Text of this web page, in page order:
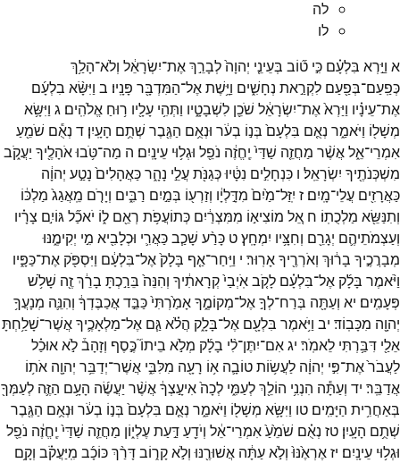
לה
לו
א וַיַּ֣רְא בִּלְעָ֗ם כִּ֣י ט֞וֹב בְּעֵינֵ֤י יְהוָה֙לְבָרֵ֣ךְאֶת־יִשְׂרָאֵ֔ל וְלֹא־הָלַ֥ךְ
כְּפַֽעַם־בְּפַ֖עַם לִקְרַ֣את נְחָשִׁ֑ים וַיָּ֥שֶׁתאֶל־הַמִּדְבָּ֖ר פָּנָֽיו׃ ב וַיִּשָּׂ֨א בִלְעָ֜ם
אֶת־עֵינָ֗יו וַיַּרְא֙אֶת־יִשְׂרָאֵ֔ל שֹׁכֵ֖ן לִשְׁבָטָ֑יו וַתְּהִ֥י עָלָ֖יו ר֥וּחַ אֱלֹהִֽים׃ ג וַיִּשָּׂ֥א
מְשָׁל֖וֹ וַיֹּאמַ֑ר נְאֻ֤ם בִּלְעָם֙ בְּנ֣וֹ בְעֹ֔ר וּנְאֻ֥ם הַגֶּ֖בֶר שְׁתֻ֥ם הָעָֽיִן׃ ד נְאֻ֕ם שֹׁמֵ֖עַ
אִמְרֵי־אֵ֑לאֲשֶׁ֨ר מַחֲזֵ֤ה שַׁדַּי֙ יֶֽחֱזֶ֔ה נֹפֵ֖ל וּגְל֥וּי עֵינָֽיִם׃ ה מַה־טֹּ֥בוּאֹהָלֶ֖יךָ יַעֲקֹ֑ב
מִשְׁכְּנֹתֶ֖יךָ יִשְׂרָאֵֽל׃ ו כִּנְחָלִ֣ים נִטָּ֔יוּכְּגַנֹּ֖תעֲלֵ֣י נָהָ֑רכַּאֲהָלִים֙ נָטַ֣ע יְהוָ֔ה
כַּאֲרָזִ֖ים עֲלֵי־מָֽיִם׃ ז יִֽזַּל־מַ֙יִם֙ מִדָּ֣לְיָ֔ו וְזַרְע֖וֹ בְּמַ֣יִם רַבִּ֑ים וְיָרֹ֤ם מֵֽאֲגַג֙ מַלְכּ֔וֹ
וְתִנַּשֵּׂ֖א מַלְכֻתֽוֹ׃ ח אֵ֚ל מוֹצִיא֣וֹ מִמִּצְרַ֔יִם כְּתוֹעֲפֹ֥ת רְאֵ֖ם ל֑וֹ יֹאכַ֞לגּוֹיִ֣ם צָרָ֗יו
וְעַצְמֹתֵיהֶ֛ם יְגָרֵ֖ם וְחִצָּ֥יו יִמְחָֽץ׃ט כָּרַ֨ע שָׁכַ֧בכַּאֲרִ֛י וּכְלָבִ֖יא מִ֣י יְקִימֶ֑נּוּ
מְבָרֲכֶ֣יךָ בָר֔וּךְ וְאֹרְרֶ֖יךָאָרֽוּר׃ י וַיִּֽחַר־אַ֤ף בָּלָק֙אֶל־בִּלְעָ֔ם וַיִּסְפֹּ֖ק אֶת־כַּפָּ֑יו
וַיֹּ֨אמֶר בָּלָ֜ק אֶל־בִּלְעָ֗ם לָקֹ֤באֹֽיְבַי֙קְרָאתִ֔יךָ וְהִנֵּה֙ בֵּרַ֣כְתָּ בָרֵ֔ךְזֶ֖ה שָׁלֹ֥שׁ
פְּעָמִֽים׃ יא וְעַתָּ֖ה בְּרַח־לְךָ֣אֶל־מְקוֹמֶ֑ךָאָמַ֙רְתִּי֙כַּבֵּ֣דאֲכַבֶּדְךָ֔ וְהִנֵּ֛ה מְנָעֲךָ֥
יְהוָ֖ה מִכָּבֽוֹד׃ יב וַיֹּ֥אמֶר בִּלְעָ֖ם אֶל־בָּלָ֑ק הֲלֹ֗אגַּ֧ם אֶל־מַלְאָכֶ֛יךָאֲשֶׁר־שָׁלַ֥חְתָּ
אֵלַ֖י דִּבַּ֥רְתִּי לֵאמֹֽר׃ יגאִם־יִתֶּן־לִ֨י בָלָ֜ק מְלֹ֣א בֵיתוֹ֮כֶּ֣סֶף וְזָהָב֒לֹ֣אאוּכַ֗ל
לַעֲבֹר֙אֶת־פִּ֣י יְהוָ֔ה לַעֲשׂ֥וֹתטוֹבָ֛ה א֥וֹ רָעָ֖ה מִלִּבִּ֑י אֲשֶׁר־יְדַבֵּ֥ר יְהוָ֖ה אֹת֥וֹ
אֲדַבֵּֽר׃ יד וְעַתָּ֕ה הִנְנִ֥י הוֹלֵ֖ךְלְעַמִּ֑י לְכָה֙אִיעָ֣צְךָ֔אֲשֶׁ֨ר יַעֲשֶׂ֜ה הָעָ֥ם הַזֶּ֛ה לְעַמְּךָ֖
בְּאַחֲרִ֥ית הַיָּמִֽים׃ טו וַיִּשָּׂ֥א מְשָׁל֖וֹ וַיֹּאמַ֑ר נְאֻ֤ם בִּלְעָם֙ בְּנ֣וֹ בְעֹ֔ר וּנְאֻ֥ם הַגֶּ֖בֶר
שְׁתֻ֥ם הָעָֽיִן׃ טז נְאֻ֗ם שֹׁמֵ֙עַ֙אִמְרֵי־אֵ֔ל וְיֹדֵ֖עַדַּ֣עַתעֶלְי֑וֹן מַחֲזֵ֤ה שַׁדַּי֙ יֶֽחֱזֶ֔ה נֹפֵ֖ל
וּגְל֥וּי עֵינָֽיִם׃ יזאֶרְאֶ֙נּוּ֙ וְלֹ֣אעַתָּ֔ה אֲשׁוּרֶ֖נּוּ וְלֹ֣אקָר֑וֹבדָּרַ֨ךְכּוֹכָ֜ב מִֽיַּעֲקֹ֗ב וְקָ֥ם